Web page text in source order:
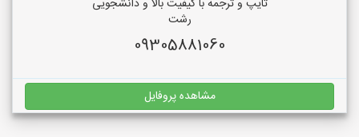
تایپ و ترجمه با کیفیت بالا و دانشجویی
رشت
09305881060
مشاهده پروفایل